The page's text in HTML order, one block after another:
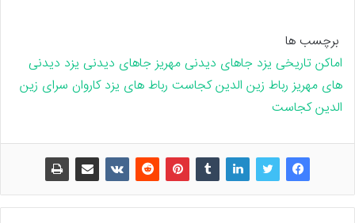
برچسب ها
اماکن تاریخی یزد جاهای دیدنی مهریز جاهای دیدنی یزد دیدنی
های مهریز رباط زین الدین کجاست رباط های یزد کاروان سرای زین
الدین کجاست